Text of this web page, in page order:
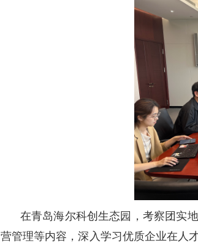
在青岛海尔科创生态园，考察团实
营管理等内容，深入学习优质企业在人